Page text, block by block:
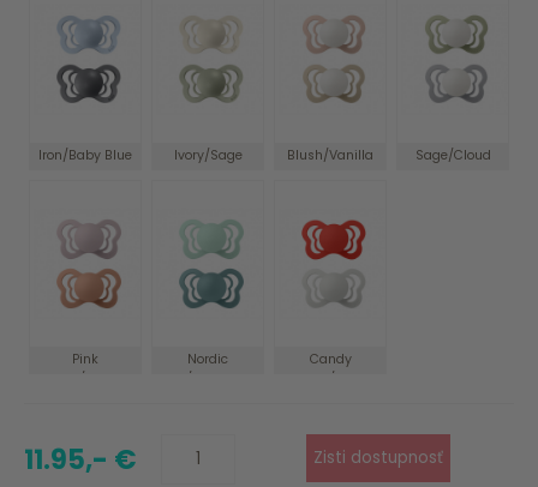
Iron/Baby Blue Ivory/Sage Blush/Vanilla Sage/Cloud
Pink
Plum/Peach
Nordic
Mint/Island Sea
Candy
Apple/Haze
11.95,- €